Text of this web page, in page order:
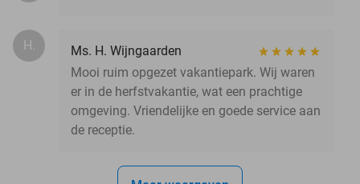
H.
Ms. H. Wijngaarden
Mooi ruim opgezet vakantiepark. Wij waren
er in de herfstvakantie, wat een prachtige
omgeving. Vriendelijke en goede service aan
de receptie.